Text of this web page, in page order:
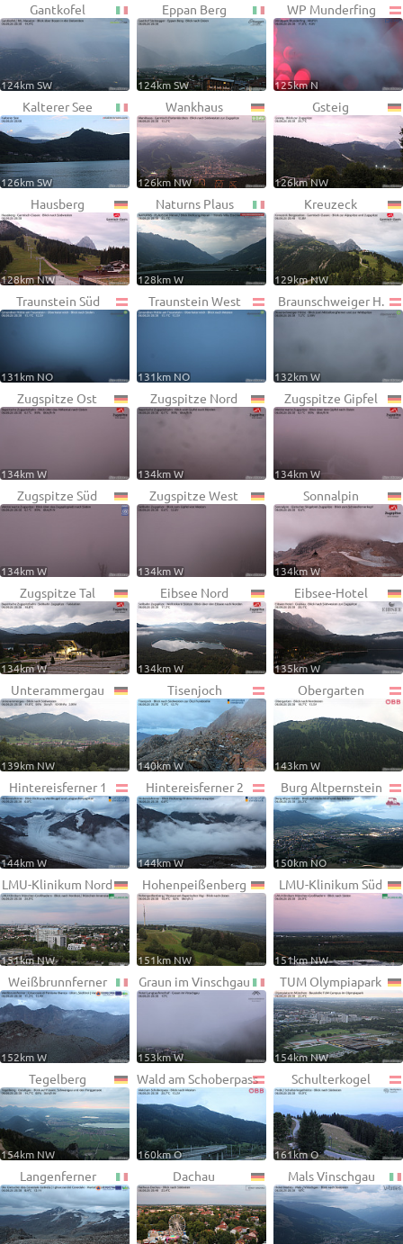
Gantkofel
124km SW
Eppan Berg
124km SW
WP Munderfing
125km N
Kalterer See
126km SW
Wankhaus
126km NW
Gsteig
126km NW
Hausberg
128km NW
Naturns Plaus
128km W
Kreuzeck
129km NW
Traunstein Süd
131km NO
Traunstein West
131km NO
Braunschweiger H.
132km W
Zugspitze Ost
134km W
Zugspitze Nord
134km W
Zugspitze Gipfel
134km W
Zugspitze Süd
134km W
Zugspitze West
134km W
Sonnalpin
134km W
Zugspitze Tal
134km W
Eibsee Nord
134km W
Eibsee-Hotel
135km W
Unterammergau
139km NW
Tisenjoch
140km W
Obergarten
143km W
Hintereisferner 1
144km W
Hintereisferner 2
144km W
Burg Altpernstein
150km NO
LMU-Klinikum Nord
151km NW
Hohenpeißenberg
151km NW
LMU-Klinikum Süd
151km NW
Weißbrunnferner
152km W
Graun im Vinschgau
153km W
TUM Olympiapark
154km NW
Tegelberg
154km NW
Wald am Schoberpass
160km O
Schulterkogel
161km O
Langenferner Dachau Mals Vinschgau